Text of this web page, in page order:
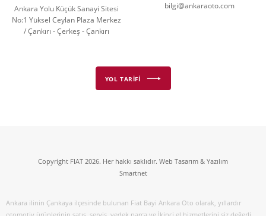
Ankara Yolu Küçük Sanayi Sitesi
No:1 Yüksel Ceylan Plaza Merkez
/ Çankırı - Çerkeş - Çankırı
bilgi@ankaraoto.com
YOL TARİFİ
Copyright FIAT 2026. Her hakkı saklıdır. Web Tasarım & Yazılım
Smartnet
Ankara ilinin Çankaya ilçesinde bulunan Fiat Bayi Ankara Oto olarak, yıllardır